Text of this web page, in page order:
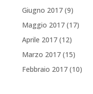
Giugno 2017(9)
Maggio 2017(17)
Aprile 2017(12)
Marzo 2017(15)
Febbraio 2017(10)